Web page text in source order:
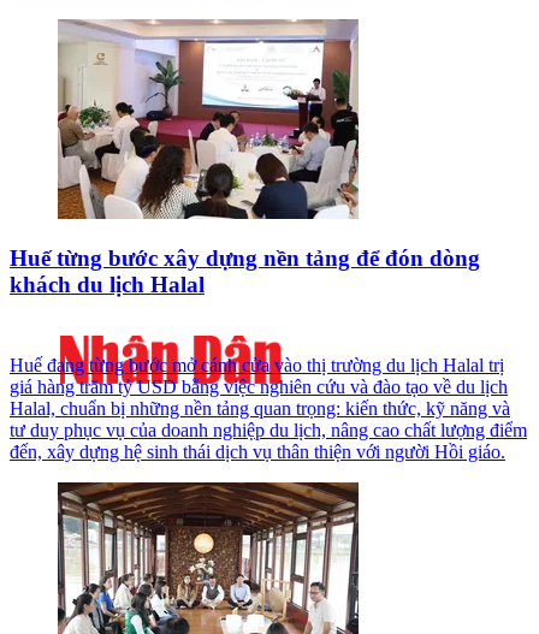
Huế từng bước xây dựng nền tảng để đón dòng
khách du lịch Halal
Huế đang từng bước mở cánh cửa vào thị trường du lịch Halal trị
giá hàng trăm tỷ USD bằng việc nghiên cứu và đào tạo về du lịch
Halal, chuẩn bị những nền tảng quan trọng: kiến thức, kỹ năng và
tư duy phục vụ của doanh nghiệp du lịch, nâng cao chất lượng điểm
đến, xây dựng hệ sinh thái dịch vụ thân thiện với người Hồi giáo.